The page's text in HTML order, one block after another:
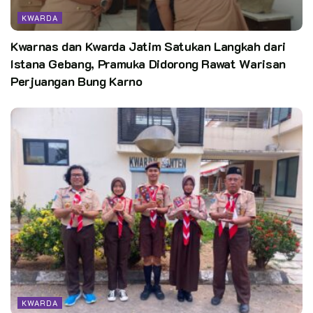
*
*
*
Teks dan Foto: Sabri Wakil Sekretaris Cabang Gerakan
Pramuka Nunukan.
KWARDA
Kwarnas dan Kwarda Jatim Satukan Langkah dari
Istana Gebang, Pramuka Didorong Rawat Warisan
Perjuangan Bung Karno
KWARDA